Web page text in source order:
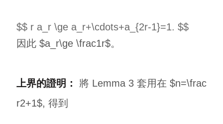
$$ r a_r \ge a_r+\cdots+a_{2r-1}=1. $$
因此 $a_r\ge \frac1r$。
上界的證明： 將 Lemma 3 套用在 $n=\frac
r2+1$, 得到